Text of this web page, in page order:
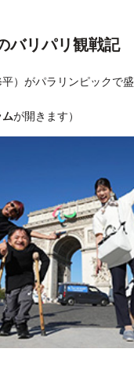
バリパリ観戦記
）がパラリンピックで
ムが開きます）